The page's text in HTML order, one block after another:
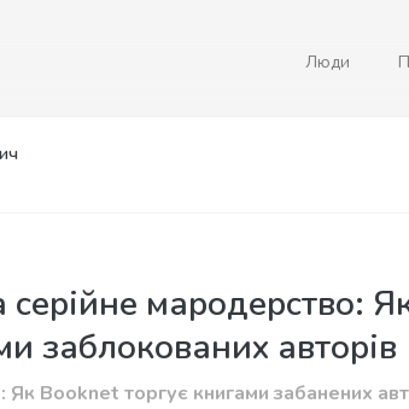
Люди
серійне мародерство:
заблокованих авторів
Booknet торгує книгами забанених